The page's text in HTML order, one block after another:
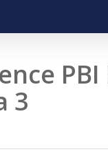
PBI
3